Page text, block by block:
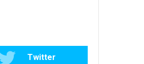
Twitter